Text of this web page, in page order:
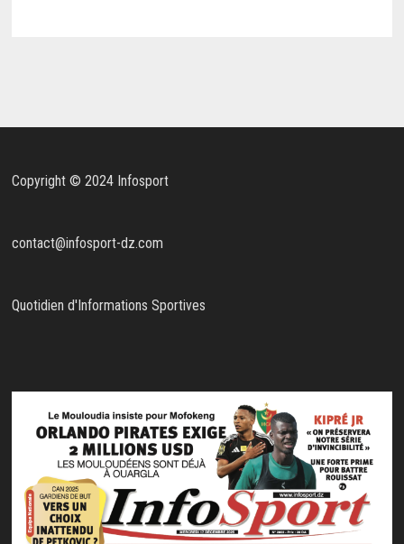
Copyright © 2024 Infosport
contact@infosport-dz.com
Quotidien d'Informations Sportives